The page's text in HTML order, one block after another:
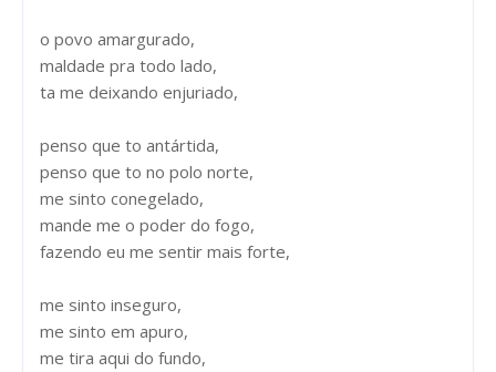
o povo amargurado,
maldade pra todo lado,
ta me deixando enjuriado,
penso que to antártida,
penso que to no polo norte,
me sinto conegelado,
mande me o poder do fogo,
fazendo eu me sentir mais forte,
me sinto inseguro,
me sinto em apuro,
me tira aqui do fundo,